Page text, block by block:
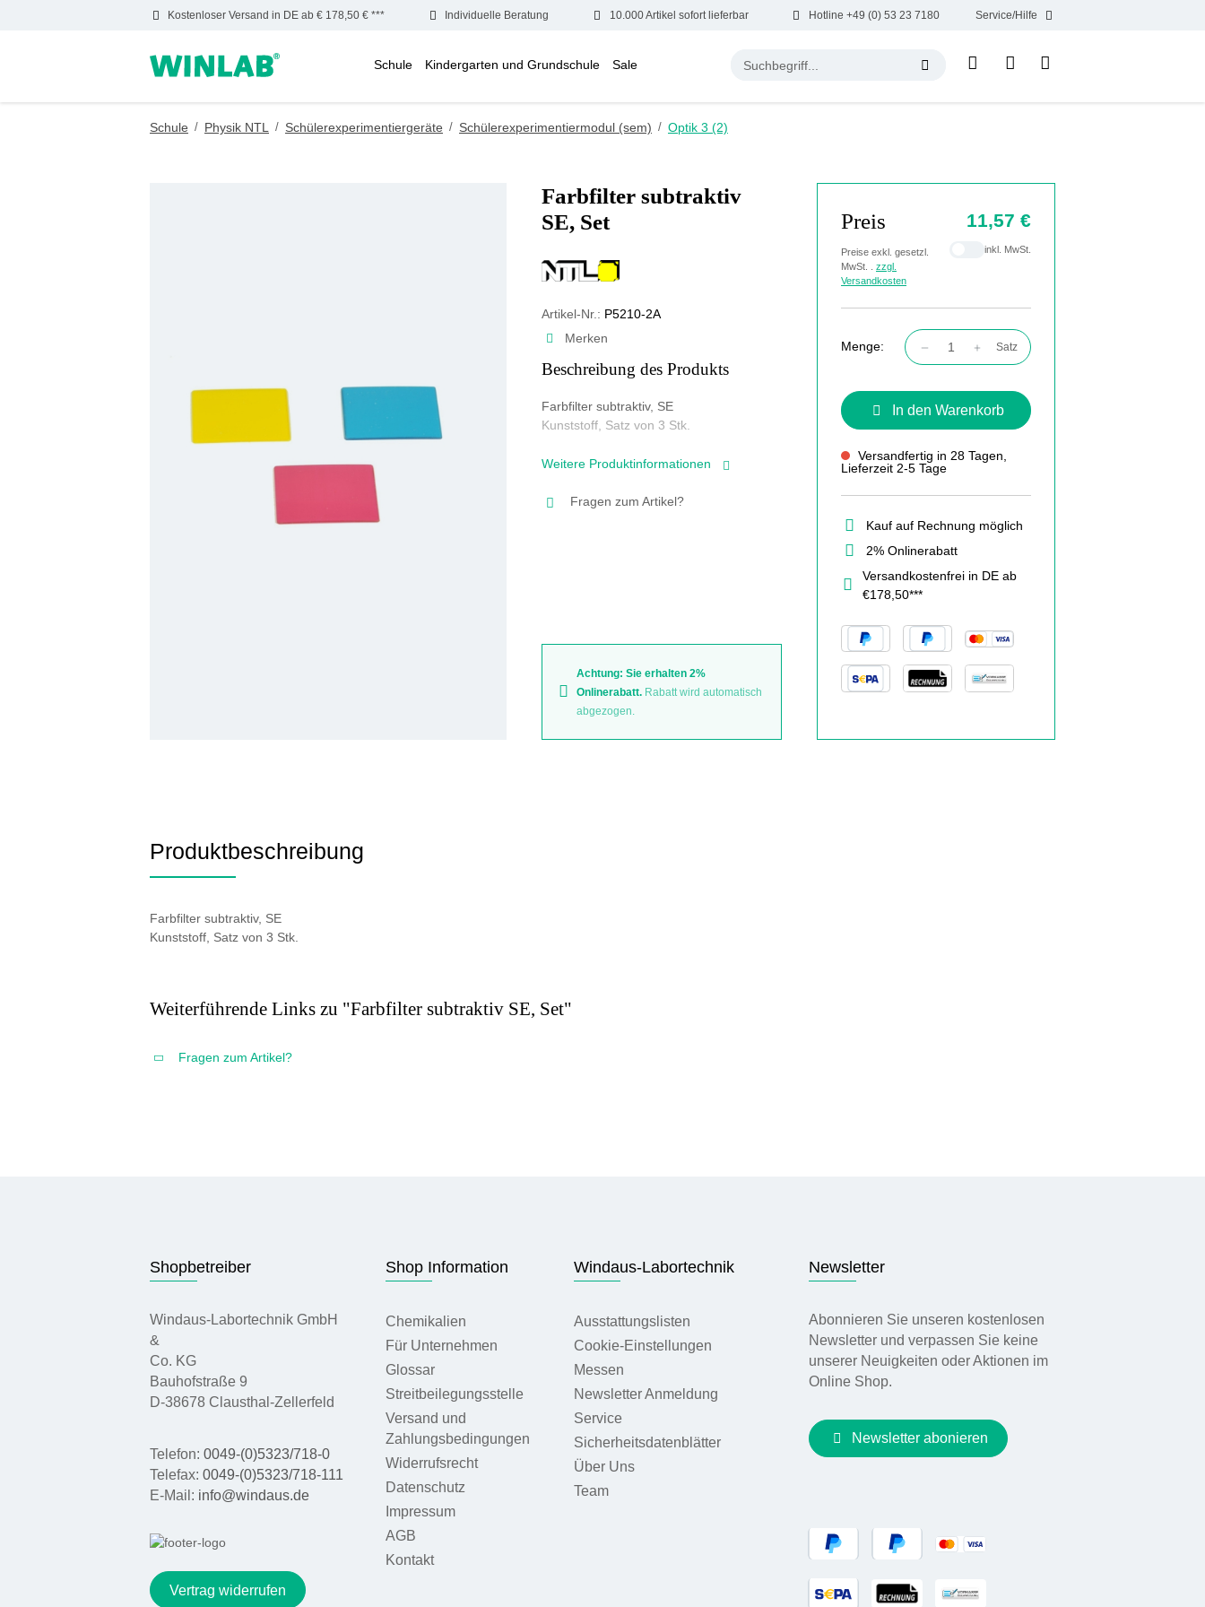
Zur Hauptnavigation springen
Kostenloser Versand in DE ab € 178,50 € *** Individuelle Beratung 10.000 Artikel sofort lieferbar Hotline +49 (0) 53 23 7180 Service/Hilfe
Schule Kindergarten und Grundschule Sale
Schule / Physik NTL / Schülerexperimentiergeräte / Schülerexperimentiermodul (sem) / Optik 3 (2)
Farbfilter subtraktiv
SE, Set
Artikel-Nr.: P5210-2A
Merken
Beschreibung des Produkts
Farbfilter subtraktiv, SE
Kunststoff, Satz von 3 Stk.
Weitere Produktinformationen
Fragen zum Artikel?
Achtung: Sie erhalten 2%
Onlinerabatt. Rabatt wird automatisch
abgezogen.
Preis
Preise exkl. gesetzl.
MwSt. .
zzgl.
Versandkosten
11,57 €
inkl. MwSt.
Menge:
Produkt Anzahl: Gib den gewünschten
Satz
In den Warenkorb
Versandfertig in 28 Tagen,
Lieferzeit 2-5 Tage
Kauf auf Rechnung möglich
2% Onlinerabatt
Versandkostenfrei in DE ab
€178,50***
Produktbeschreibung
Farbfilter subtraktiv, SE
Kunststoff, Satz von 3 Stk.
Weiterführende Links zu "Farbfilter subtraktiv SE, Set"
Fragen zum Artikel?
Shopbetreiber
Windaus-Labortechnik GmbH
&
Co. KG
Bauhofstraße 9
D-38678 Clausthal-Zellerfeld
Telefon: 0049-(0)5323/718-0
Telefax: 0049-(0)5323/718-111
E-Mail: info@windaus.de
Vertrag widerrufen
Shop Information
Chemikalien
Für Unternehmen
Glossar
Streitbeilegungsstelle
Versand und
Zahlungsbedingungen
Widerrufsrecht
Datenschutz
Impressum
AGB
Kontakt
Windaus-Labortechnik
Ausstattungslisten
Cookie-Einstellungen
Messen
Newsletter Anmeldung
Service
Sicherheitsdatenblätter
Über Uns
Team
Newsletter
Abonnieren Sie unseren kostenlosen
Newsletter und verpassen Sie keine
unserer Neuigkeiten oder Aktionen im
Online Shop.
Newsletter abonieren